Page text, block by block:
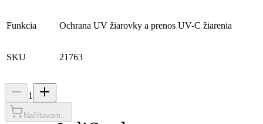
Funkcia Ochrana UV žiarovky a prenos UV-C žiarenia
SKU 21763
1
Načítavam...